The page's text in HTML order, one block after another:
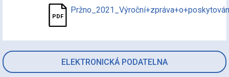
ELEKTRONICKÁ PODATELNA